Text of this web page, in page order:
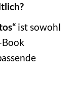
ist sowohl
Book